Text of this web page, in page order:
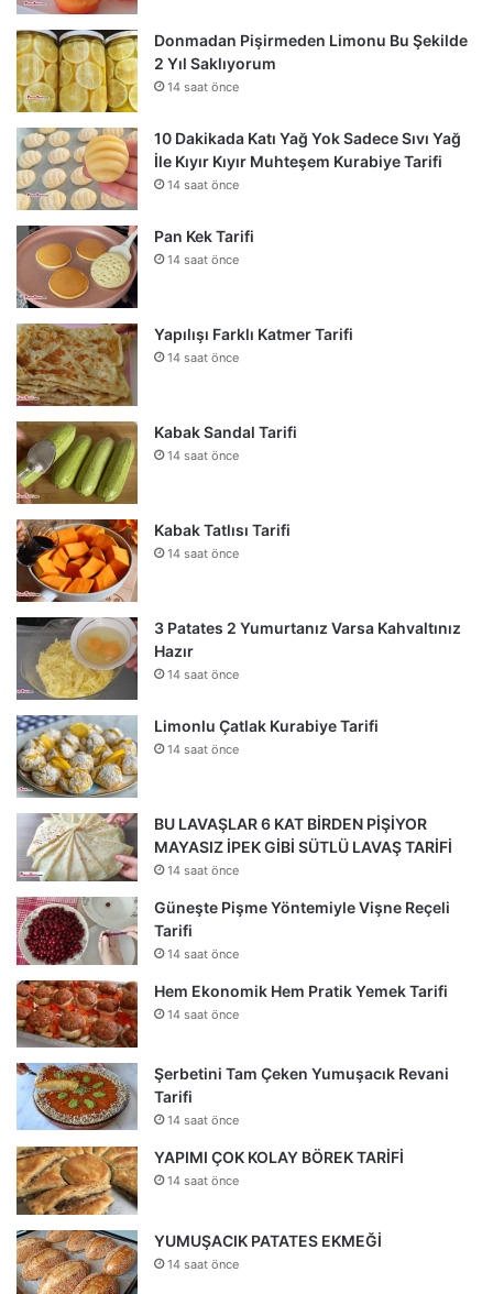
Donmadan Pişirmeden Limonu Bu Şekilde
2 Yıl Saklıyorum
14 saat önce
10 Dakikada Katı Yağ Yok Sadece Sıvı Yağ
İle Kıyır Kıyır Muhteşem Kurabiye Tarifi
14 saat önce
Pan Kek Tarifi
14 saat önce
Yapılışı Farklı Katmer Tarifi
14 saat önce
Kabak Sandal Tarifi
14 saat önce
Kabak Tatlısı Tarifi
14 saat önce
3 Patates 2 Yumurtanız Varsa Kahvaltınız
Hazır
14 saat önce
Limonlu Çatlak Kurabiye Tarifi
14 saat önce
BU LAVAŞLAR 6 KAT BİRDEN PİŞİYOR
MAYASIZ İPEK GİBİ SÜTLÜ LAVAŞ TARİFİ
14 saat önce
Güneşte Pişme Yöntemiyle Vişne Reçeli
Tarifi
14 saat önce
Hem Ekonomik Hem Pratik Yemek Tarifi
14 saat önce
Şerbetini Tam Çeken Yumuşacık Revani
Tarifi
14 saat önce
YAPIMI ÇOK KOLAY BÖREK TARİFİ
14 saat önce
YUMUŞACIK PATATES EKMEĞİ
14 saat önce